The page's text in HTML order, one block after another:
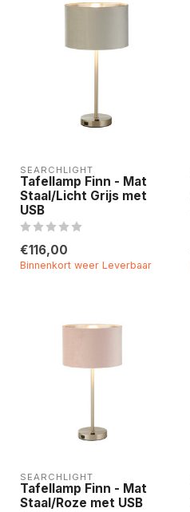
SEARCHLIGHT
Tafellamp Finn - Mat
Staal/Licht Grijs met
USB
€116,00
Binnenkort weer Leverbaar
SEARCHLIGHT
Tafellamp Finn - Mat
Staal/Roze met USB